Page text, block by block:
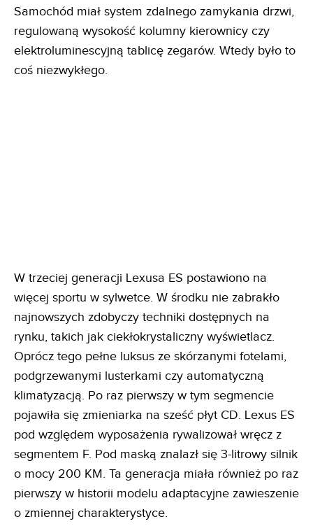
Samochód miał system zdalnego zamykania drzwi,
regulowaną wysokość kolumny kierownicy czy
elektroluminescyjną tablicę zegarów. Wtedy było to
coś niezwykłego.
W trzeciej generacji Lexusa ES postawiono na
więcej sportu w sylwetce. W środku nie zabrakło
najnowszych zdobyczy techniki dostępnych na
rynku, takich jak ciekłokrystaliczny wyświetlacz.
Oprócz tego pełne luksus ze skórzanymi fotelami,
podgrzewanymi lusterkami czy automatyczną
klimatyzacją. Po raz pierwszy w tym segmencie
pojawiła się zmieniarka na sześć płyt CD. Lexus ES
pod względem wyposażenia rywalizował wręcz z
segmentem F. Pod maską znalazł się 3-litrowy silnik
o mocy 200 KM. Ta generacja miała również po raz
pierwszy w historii modelu adaptacyjne zawieszenie
o zmiennej charakterystyce.